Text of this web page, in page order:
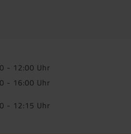
- 12:00 Uhr
- 16:00 Uhr
- 12:15 Uhr